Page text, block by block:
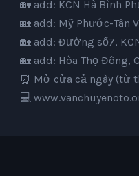
🏡 add: KCN Hà Bình
🏡 add: Mỹ Phước-Tân
🏡 add: Đường số7,
🏡 add: Hòa Thọ Đông,
⏰ Mở cửa cả ngày (từ
💻